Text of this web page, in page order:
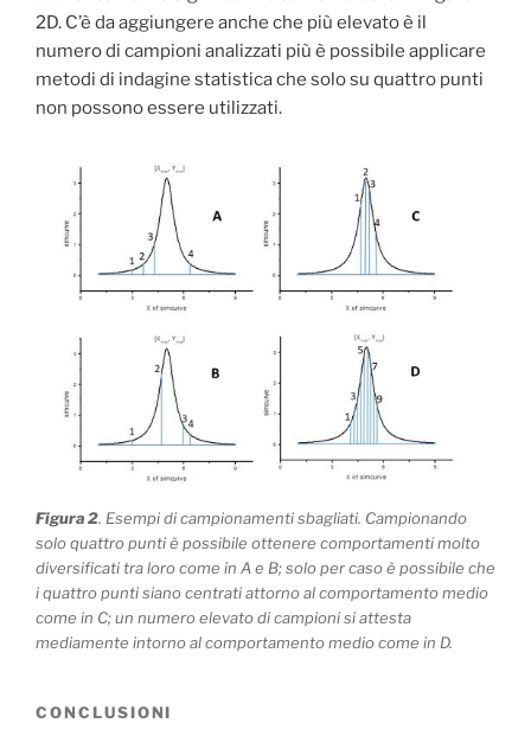
2D. C’è da aggiungere anche che più elevato è il
numero di campioni analizzati più è possibile applicare
metodi di indagine statistica che solo su quattro punti
non possono essere utilizzati.
Figura 2. Esempi di campionamenti sbagliati. Campionando
solo quattro punti è possibile ottenere comportamenti molto
diversificati tra loro come in A e B; solo per caso è possibile che
i quattro punti siano centrati attorno al comportamento medio
come in C; un numero elevato di campioni si attesta
mediamente intorno al comportamento medio come in D.
CONCLUSIONI